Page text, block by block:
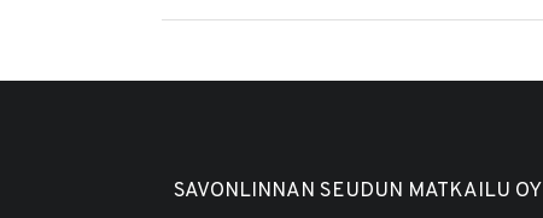
SAVONLINNAN SEUDUN MATKAILU OY